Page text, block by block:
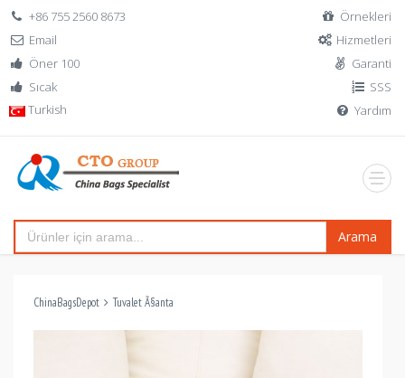
+86 755 2560 8673
Email
Öner 100
Sıcak
Turkish
Örnekleri
Hizmetleri
Garanti
SSS
Yardım
Arama
ChinaBagsDepot Tuvalet Ã§anta